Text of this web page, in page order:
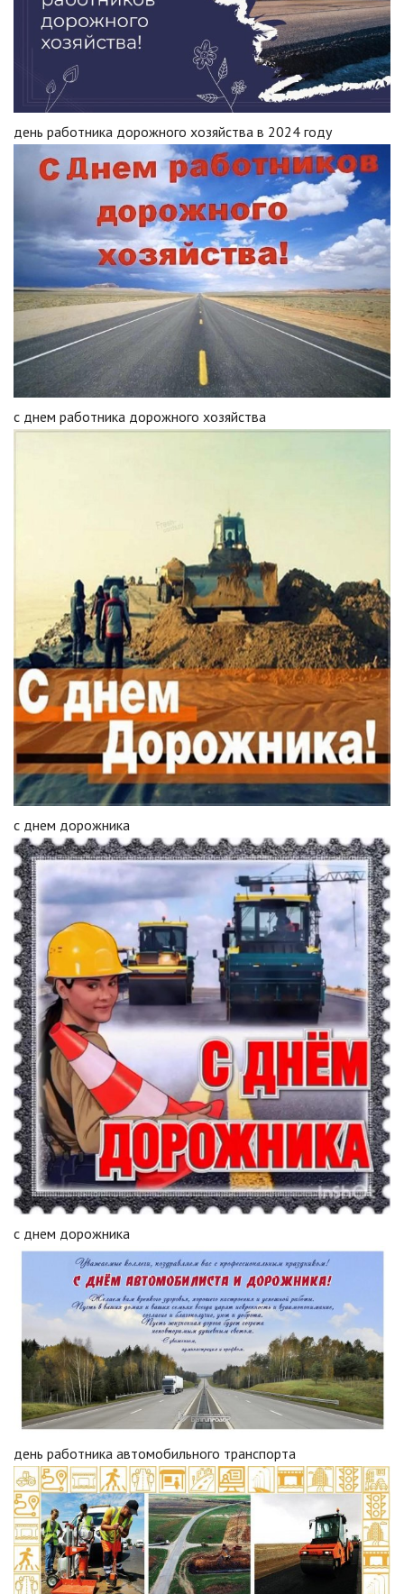
день работника дорожного хозяйства в 2024 году
с днем работника дорожного хозяйства
с днем дорожника
с днем дорожника
день работника автомобильного транспорта